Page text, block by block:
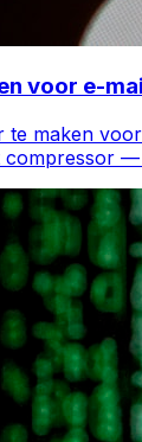
voor e-
te maken
compressor